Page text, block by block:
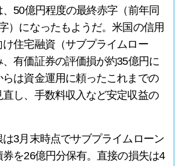
、50億円程度の最終赤字（前年同
）になったもようだ。米国の信用
け住宅融資（サブプライムロー
、有価証券の評価損が約35億円に
は資金運用に頼ったこれまでの
し、手数料収入など安定収益の
3月末時点でサブプライムローン
券を26億円分保有。直接の損失は4